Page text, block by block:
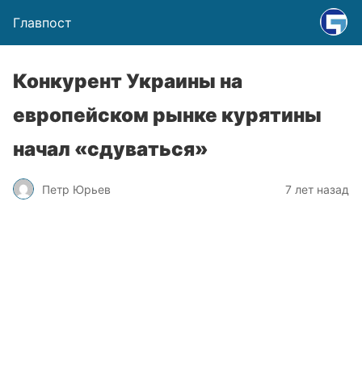
Главпост
Конкурент Украины на
европейском рынке курятины
начал «сдуваться»
Петр Юрьев 7 лет назад